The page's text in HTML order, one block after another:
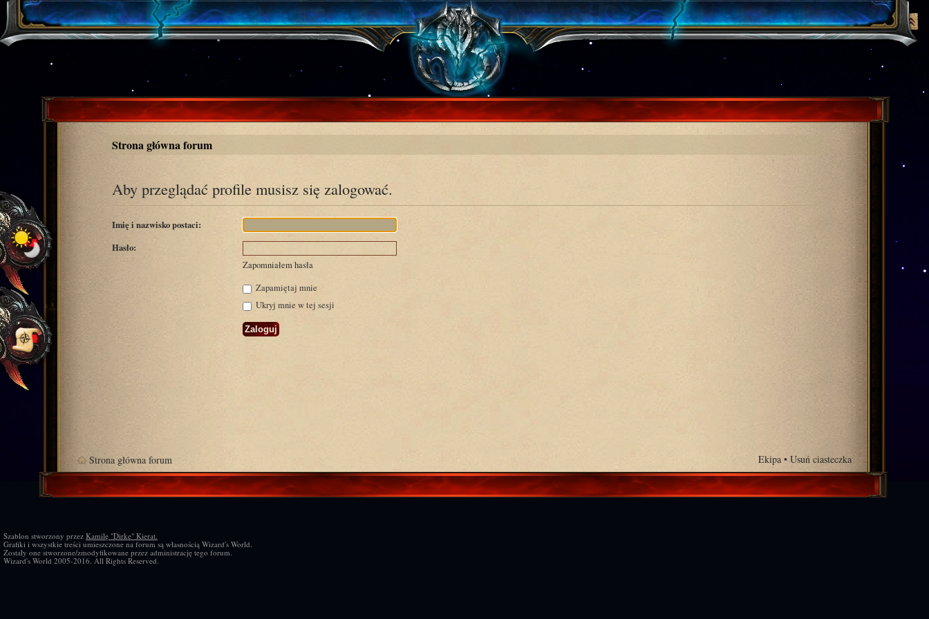
Strona główna forum
Aby przeglądać profile musisz się zalogować.
Imię i nazwisko postaci:
Hasło:
Zapomniałem hasła
Zapamiętaj mnie
Ukryj mnie w tej sesji
Strona główna forum Ekipa • Usuń ciasteczka
Szablon stworzony przez Kamilę "Dirke" Kierat.
Grafiki i wszystkie treści umieszczone na forum są własnością Wizard's World.
Zostały one stworzone/zmodyfikowane przez administrację tego forum.
Wizard's World 2005-2016. All Rights Reserved.